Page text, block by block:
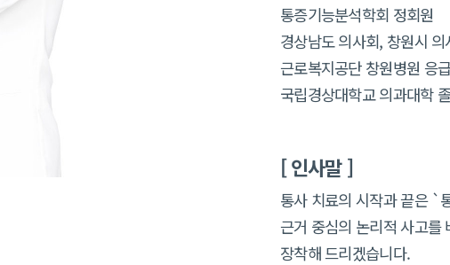
통증기능분석학회 정회원
경상남도 의사회, 창원시
근로복지공단 창원병원 응
국립경상대학교 의과대학
[ 인사말 ]
통사 치료의 시작과 끝은 `
근거 중심의 논리적 사고를
장착해 드리겠습니다.